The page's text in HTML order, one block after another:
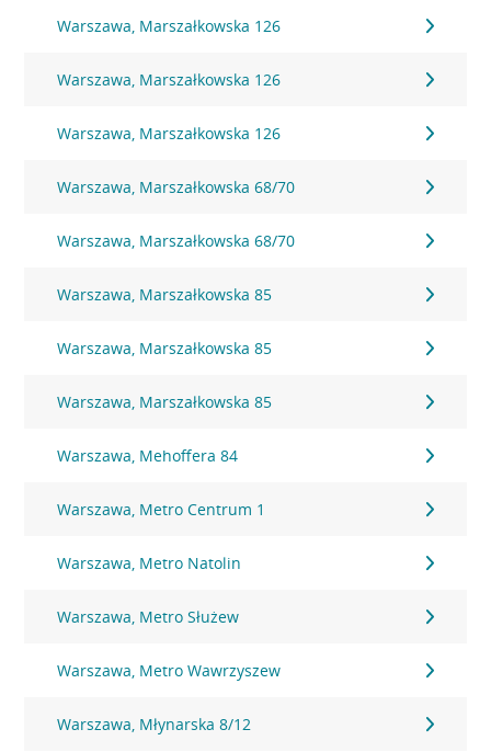
Warszawa, Marszałkowska 126
Warszawa, Marszałkowska 126
Warszawa, Marszałkowska 126
Warszawa, Marszałkowska 68/70
Warszawa, Marszałkowska 68/70
Warszawa, Marszałkowska 85
Warszawa, Marszałkowska 85
Warszawa, Marszałkowska 85
Warszawa, Mehoffera 84
Warszawa, Metro Centrum 1
Warszawa, Metro Natolin
Warszawa, Metro Służew
Warszawa, Metro Wawrzyszew
Warszawa, Młynarska 8/12